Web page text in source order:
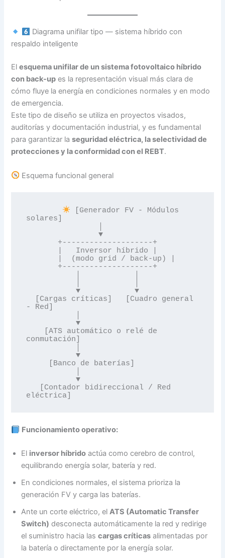
Diagrama unifilar tipo — sistema híbrido con
respaldo inteligente
Elesquema unifilar de un sistema fotovoltaico híbrido
con back-up es la representación visual más clara de
cómo fluye la energía en condiciones normales y en modo
de emergencia.
Este tipo de diseño se utiliza en proyectos visados,
auditorías y documentación industrial, y es fundamental
para garantizar laseguridad eléctrica, la selectividad de
protecciones y la conformidad con el REBT.
Esquema funcional general
[Generador FV - Módulos
solares]
- Red]
conmutación]
Funcionamiento operativo:
El inversor híbrido actúa como cerebro de control,
equilibrando energía solar, batería y red.
En condiciones normales, el sistema prioriza la
generación FV y carga las baterías.
Ante un corte eléctrico, elATS (Automatic Transfer
Switch) desconecta automáticamente la red y redirige
el suministro hacia lascargas críticas alimentadas por
la batería o directamente por la energía solar.